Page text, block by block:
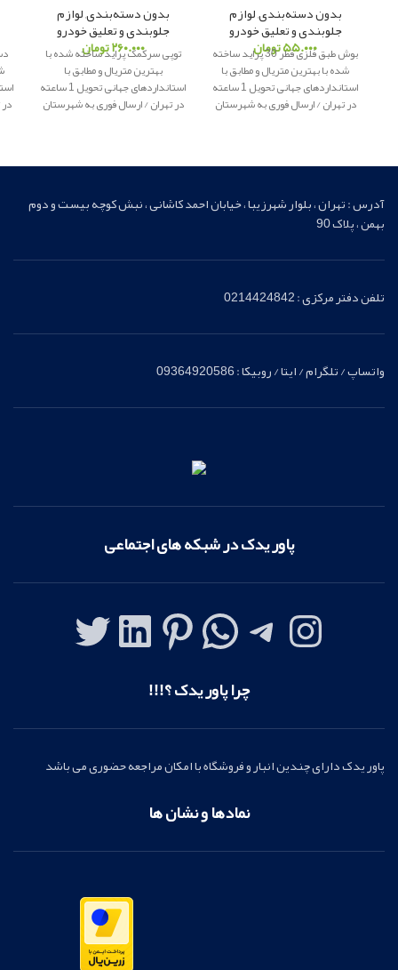
بدون دسته‌بندی,لوازم
جلوبندی و تعلیق خودرو
۵۵.۰۰۰تومانبوش طبق فلزی قطر 30 پراید ساخته
شده با بهترین متریال و مطابق با
استانداردهای جهانی تحویل 1 ساعته
در تهران / ارسال فوری به شهرستان
بدون دسته‌بندی,لوازم
جلوبندی و تعلیق خودرو
۲۶۰.۰۰۰تومان
توپی سرکمک پراید ساخته شده با
بهترین متریال و مطابق با
استانداردهای جهانی تحویل 1 ساعته
در تهران / ارسال فوری به شهرستان
آدرس : تهران ، بلوار شهرزیبا ، خیابان احمد کاشانی ، نبش کوچه بیست و دوم
بهمن ، پلاک 90
تلفن دفتر مرکزی : 0214424842
واتساپ / تلگرام / ایتا / روبیکا : 09364920586
پاور یدک در شبکه های اجتماعی
چرا پاور یدک ؟!!!
پاور یدک دارای چندین انبار و فروشگاه با امکان مراجعه حضوری می باشد
نمادها و نشان ها